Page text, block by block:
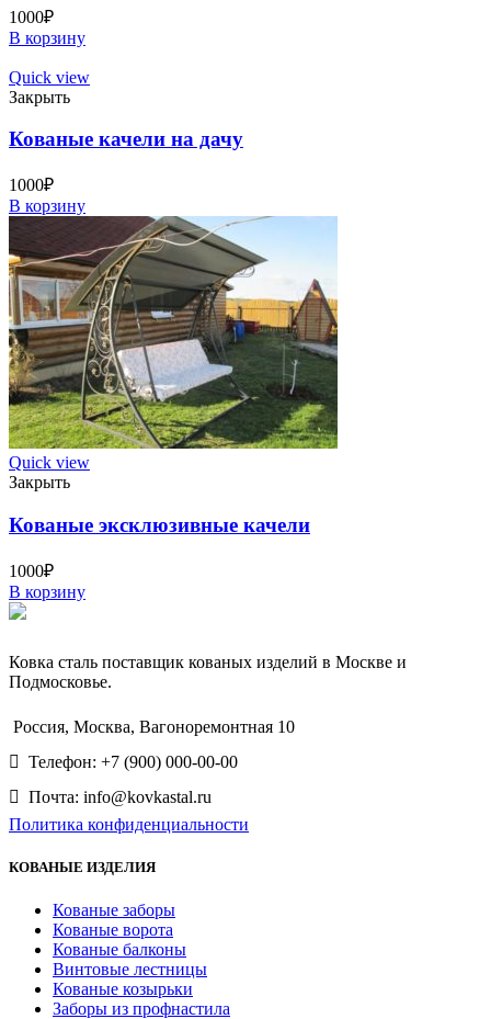
1000₽
В корзину
Quick view
Закрыть
Кованые качели на дачу
1000₽
В корзину
Quick view
Закрыть
Кованые эксклюзивные качели
1000₽
В корзину
Ковка сталь поставщик кованых изделий в Москве и
Подмосковье.
Россия, Москва, Вагоноремонтная 10
Телефон: +7 (900) 000-00-00
Почта: info@kovkastal.ru
Политика конфиденциальности
КОВАНЫЕ ИЗДЕЛИЯ
Кованые заборы
Кованые ворота
Кованые балконы
Винтовые лестницы
Кованые козырьки
Заборы из профнастила